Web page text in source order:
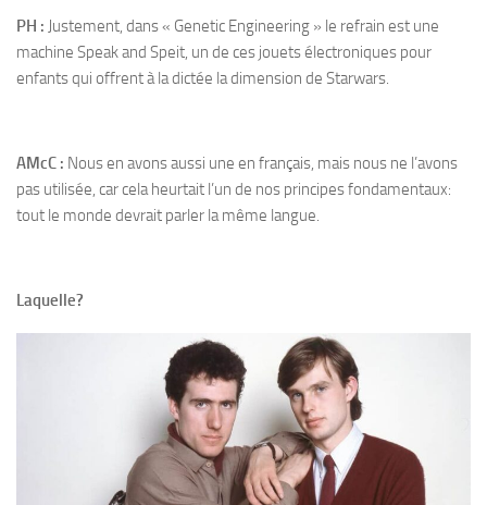
PH : Justement, dans « Genetic Engineering » le refrain est une
machine Speak and Speit, un de ces jouets électroniques pour
enfants qui offrent à la dictée la dimension de Starwars.
AMcC : Nous en avons aussi une en français, mais nous ne l’avons
pas utilisée, car cela heurtait l’un de nos principes fondamentaux:
tout le monde devrait parler la même langue.
Laquelle?